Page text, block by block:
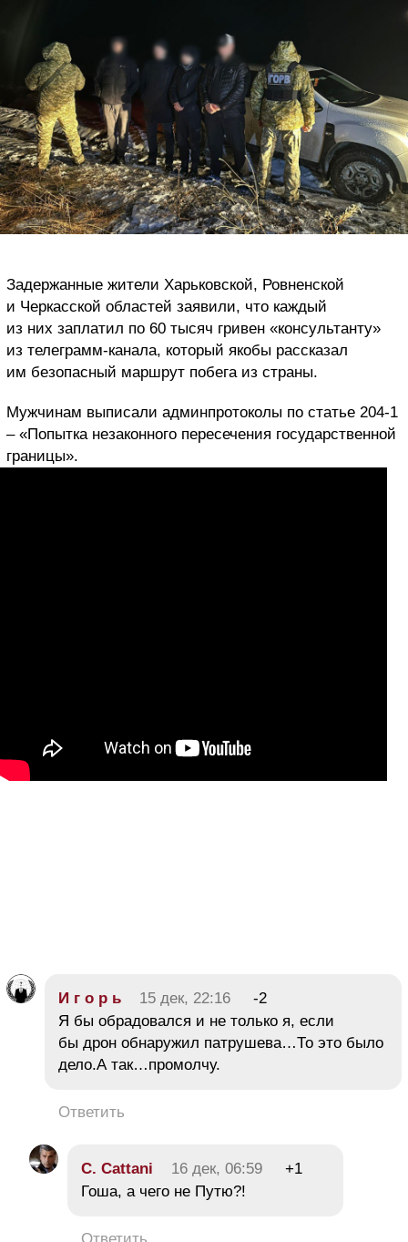
Задержанные жители Харьковской, Ровненской
и Черкасской областей заявили, что каждый
из них заплатил по 60 тысяч гривен «консультанту»
из телеграмм-канала, который якобы рассказал
им безопасный маршрут побега из страны.
Мужчинам выписали админпротоколы по статье 204-1
– «Попытка незаконного пересечения государственной
границы».
И г о р ь 15 дек, 22:16
-2
Я бы обрадовался и не только я, если
бы дрон обнаружил патрушева…То это было
дело.А так…промолчу.
Ответить
C. Cattani 16 дек, 06:59
+1
Гоша, а чего не Путю?!